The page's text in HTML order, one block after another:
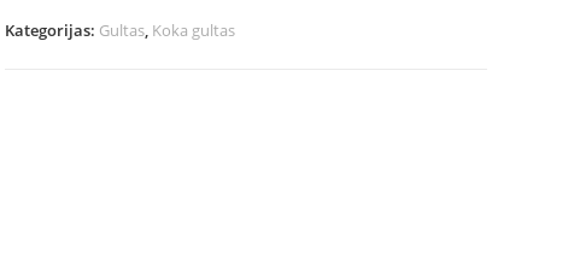
Kategorijas: Gultas, Koka gultas